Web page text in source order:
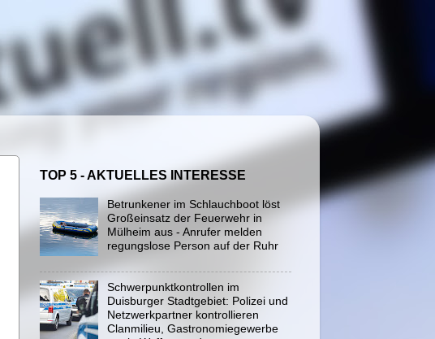
TOP 5 - AKTUELLES INTERESSE
Betrunkener im Schlauchboot löst
Großeinsatz der Feuerwehr in
Mülheim aus - Anrufer melden
regungslose Person auf der Ruhr
Schwerpunktkontrollen im
Duisburger Stadtgebiet: Polizei und
Netzwerkpartner kontrollieren
Clanmilieu, Gastronomiegewerbe